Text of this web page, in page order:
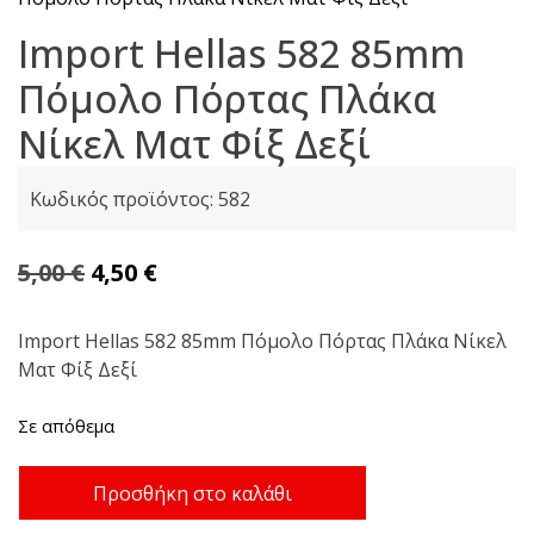
Import Hellas 582 85mm
Πόμολο Πόρτας Πλάκα
Νίκελ Ματ Φίξ Δεξί
Κωδικός προϊόντος: 582
5,00€ Original
was:
5,00 €.
4,50 €Η
τιμή
Import Hellas 582 85mm Πόμολο Πόρτας Πλάκα Νίκελ
Ματ Φίξ Δεξί
Σε απόθεμα
Προσθήκη στο καλάθι